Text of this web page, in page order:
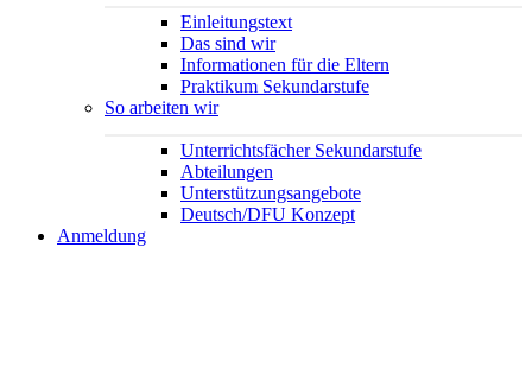
Einleitungstext
Das sind wir
Informationen für die Eltern
Praktikum Sekundarstufe
So arbeiten wir
Unterrichtsfächer Sekundarstufe
Abteilungen
Unterstützungsangebote
Deutsch/DFU Konzept
Anmeldung